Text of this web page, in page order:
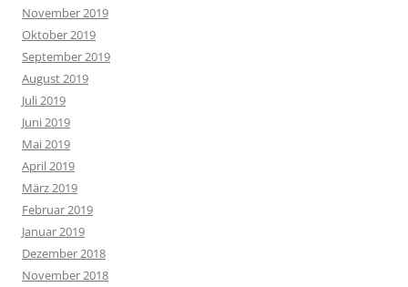
November 2019
Oktober 2019
September 2019
August 2019
Juli 2019
Juni 2019
Mai 2019
April 2019
März 2019
Februar 2019
Januar 2019
Dezember 2018
November 2018